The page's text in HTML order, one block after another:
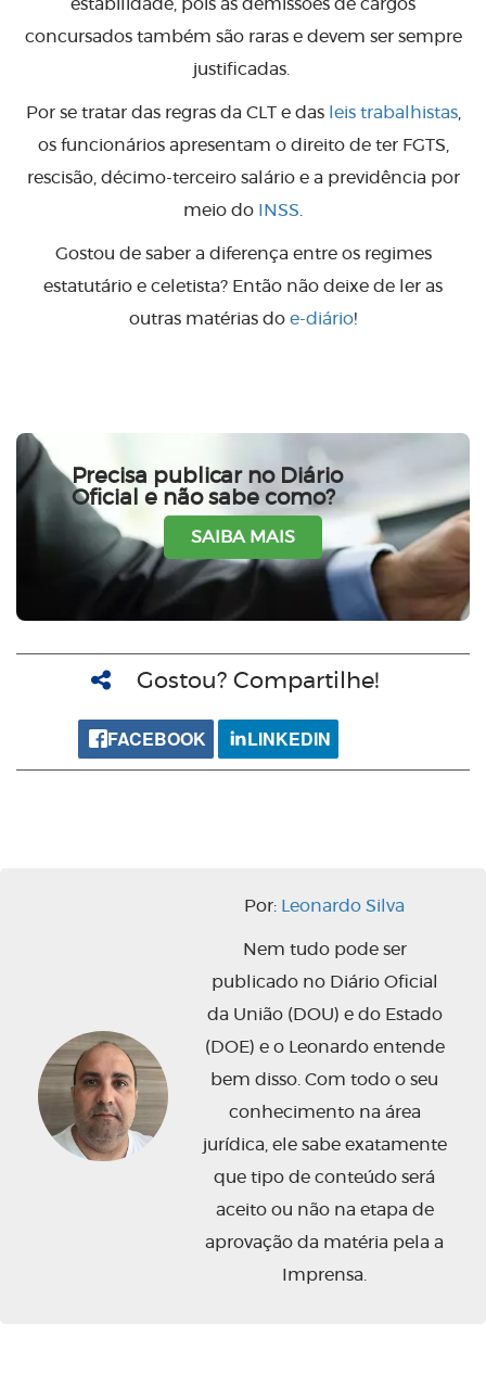
estabilidade, pois as demissões de cargos
concursados também são raras e devem ser sempre
justificadas.
Por se tratar das regras da CLT e das leis trabalhistas,
os funcionários apresentam o direito de ter FGTS,
rescisão, décimo-terceiro salário e a previdência por
meio do
INSS
Gostou de saber a diferença entre os regimes
estatutário e celetista? Então não deixe de ler as
outras matérias do e-diário!
Precisa publicar no Diário
Oficial e não sabe como?
SAIBA MAIS
Gostou? Compartilhe!
FACEBOOK LINKEDIN
Por: Leonardo Silva
Nem tudo pode ser
publicado no Diário Oficial
da União (DOU) e do Estado
(DOE) e o Leonardo entende
bem disso. Com todo o seu
conhecimento na área
jurídica, ele sabe exatamente
que tipo de conteúdo será
aceito ou não na etapa de
aprovação da matéria pela a
Imprensa.